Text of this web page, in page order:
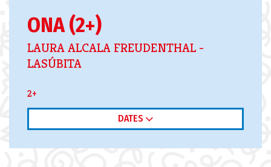
ONA (2+)
LAURA ALCALA FREUDENTHAL -
LASÚBITA
2+
DATES